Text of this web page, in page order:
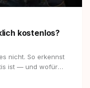
kostenlos?
nicht. So erkennst
ist — und wofür